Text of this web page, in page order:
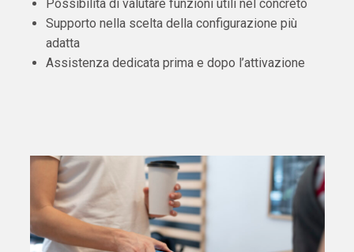
Possibilità di valutare funzioni utili nel concreto
Supporto nella scelta della configurazione più
adatta
Assistenza dedicata prima e dopo l’attivazione